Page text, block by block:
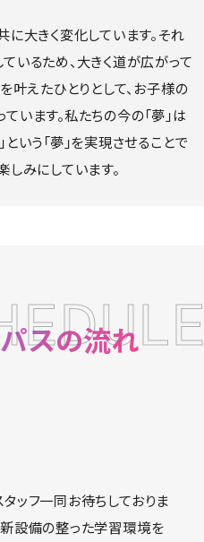
大きく変化しています。それ
いるため、大きく道が広がって
叶えたひとりとして、お子様の
います。私たちの今の「夢」は
いう「夢」を実現させることで
みにしています。
スの流れ
ッフ一同お待ちしておりま
設備の整った学習環境を